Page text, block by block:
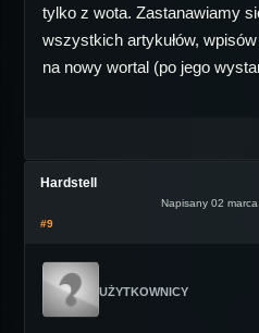
tylko z wota. Zastanawiamy
wszystkich artykułów,
na nowy wortal (po jego
Hardstell
Napisany 02
#9
UŻYTKOWNICY